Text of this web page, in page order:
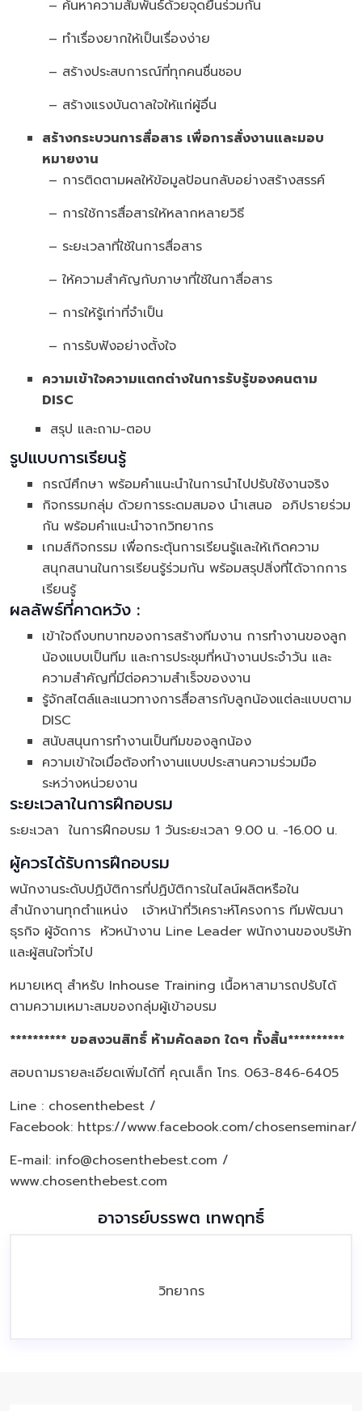
– ค้นหาความสัมพันธ์ด้วยจุดยืนร่วมกัน
– ทำเรื่องยากให้เป็นเรื่องง่าย
– สร้างประสบการณ์ที่ทุกคนชื่นชอบ
– สร้างแรงบันดาลใจให้แก่ผู้อื่น
สร้างกระบวนการสื่อสาร เพื่อการสั่งงานและมอบ
หมายงาน
– การติดตามผลให้ข้อมูลป้อนกลับอย่างสร้างสรรค์
– การใช้การสื่อสารให้หลากหลายวิธี
– ระยะเวลาที่ใช้ในการสื่อสาร
– ให้ความสำคัญกับภาษาที่ใช้ในกาสื่อสาร
– การให้รู้เท่าที่จำเป็น
– การรับฟังอย่างตั้งใจ
ความเข้าใจความแตกต่างในการรับรู้ของคนตาม
DISC
สรุป และถาม-ตอบ
รูปแบบการเรียนรู้
กรณีศึกษา พร้อมคำแนะนำในการนำไปปรับใช้งานจริง
กิจกรรมกลุ่ม ด้วยการระดมสมอง นำเสนอ อภิปรายร่วม
กัน พร้อมคำแนะนำจากวิทยากร
เกมส์กิจกรรม เพื่อกระตุ้นการเรียนรู้และให้เกิดความ
สนุกสนานในการเรียนรู้ร่วมกัน พร้อมสรุปสิ่งที่ได้จากการ
เรียนรู้
ผลลัพธ์ที่คาดหวัง :
เข้าใจถึงบทบาทของการสร้างทีมงาน การทำงานของลูก
น้องแบบเป็นทีม และการประชุมที่หน้างานประจำวัน และ
ความสำคัญที่มีต่อความสำเร็จของงาน
รู้จักสไตล์และแนวทางการสื่อสารกับลูกน้องแต่ละแบบตาม
DISC
สนับสนุนการทำงานเป็นทีมของลูกน้อง
ความเข้าใจเมื่อต้องทำงานแบบประสานความร่วมมือ
ระหว่างหน่วยงาน
ระยะเวลาในการฝึกอบรม
ระยะเวลา ในการฝึกอบรม 1 วันระยะเวลา 9.00 น. -16.00 น.
ผู้ควรได้รับการฝึกอบรม
พนักงานระดับปฏิบัติการที่ปฏิบัติการในไลน์ผลิตหรือใน
สำนักงานทุกตำแหน่ง เจ้าหน้าที่วิเคราะห์โครงการ ทีมพัฒนา
ธุรกิจ ผู้จัดการ หัวหน้างาน Line Leader พนักงานของบริษัท
และผู้สนใจทั่วไป
หมายเหตุ สำหรับ Inhouse Training เนื้อหาสามารถปรับได้
ตามความเหมาะสมของกลุ่มผู้เข้าอบรม
********** ขอสงวนสิทธิ์ ห้ามคัดลอก ใดๆ ทั้งสิ้น**********
สอบถามรายละเอียดเพิ่มได้ที่ คุณเล็ก โทร. 063-846-6405
Line : chosenthebest /
Facebook: https://www.facebook.com/chosenseminar/
E-mail: info@chosenthebest.com /
www.chosenthebest.com
อาจารย์บรรพต เทพฤทธิ์
วิทยากร